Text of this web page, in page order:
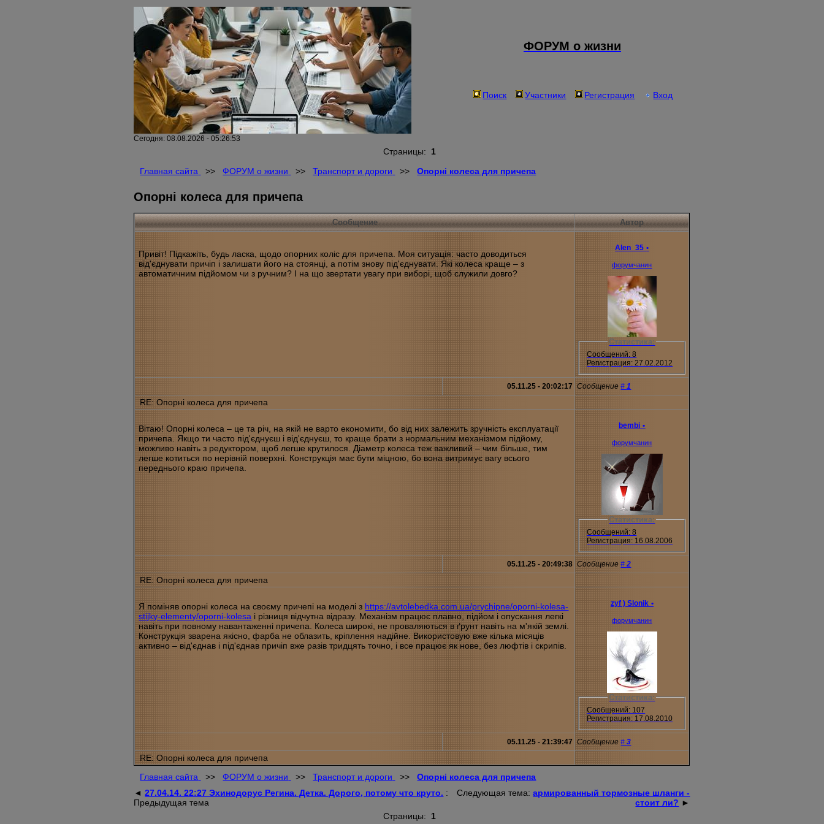
ФОРУМ о жизни
Поиск Участники Регистрация Вход
Сегодня: 08.08.2026 - 05:26:53
Страницы: 1
Главная сайта
>> ФОРУМ о жизни >>Транспорт и дороги >>Опорні колеса для причепа
Опорні колеса для причепа
Сообщение Автор
Привіт! Підкажіть, будь ласка, щодо опорних коліс для причепа. Моя ситуація: часто доводиться
від'єднувати причіп і залишати його на стоянці, а потім знову під'єднувати. Які колеса краще – з
автоматичним підйомом чи з ручним? І на що звертати увагу при виборі, щоб служили довго?
Alen_35 •
форумчанин
Статистика:
Сообщений: 8
Регистрация: 27.02.2012
05.11.25 - 20:02:17 Сообщение#1
RE: Опорні колеса для причепа
Вітаю! Опорні колеса – це та річ, на якій не варто економити, бо від них залежить зручність експлуатації
причепа. Якщо ти часто під'єднуєш і від'єднуєш, то краще брати з нормальним механізмом підйому,
можливо навіть з редуктором, щоб легше крутилося. Діаметр колеса теж важливий – чим більше, тим
легше котиться по нерівній поверхні. Конструкція має бути міцною, бо вона витримує вагу всього
переднього краю причепа.
bembi •
форумчанин
Статистика:
Сообщений: 8
Регистрация: 16.08.2006
05.11.25 - 20:49:38 Сообщение#2
RE: Опорні колеса для причепа
Я поміняв опорні колеса на своєму причепі на моделі з https://avtolebedka.com.ua/prychipne/oporni-kolesa-
stijky-elementy/oporni-kolesa і різниця відчутна відразу. Механізм працює плавно, підйом і опускання легкі
навіть при повному навантаженні причепа. Колеса широкі, не проваляються в ґрунт навіть на м'якій землі.
Конструкція зварена якісно, фарба не облазить, кріплення надійне. Використовую вже кілька місяців
активно – від'єднав і під'єднав причіп вже разів тридцять точно, і все працює як нове, без люфтів і скрипів.
zyf ) Slonik •
форумчанин
Статистика:
Сообщений: 107
Регистрация: 17.08.2010
05.11.25 - 21:39:47 Сообщение#3
RE: Опорні колеса для причепа
Главная сайта
>> ФОРУМ о жизни >>Транспорт и дороги >>Опорні колеса для причепа
◄27.04.14. 22:27 Эхинодорус Регина. Детка. Дорого, потому что круто. :
Предыдущая тема
Следующая тема:армированный тормозные шланги -
стоит ли? ►
Страницы: 1